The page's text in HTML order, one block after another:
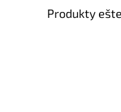
Produkty